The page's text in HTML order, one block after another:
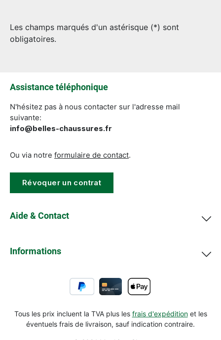
Les champs marqués d'un astérisque (*) sont
obligatoires.
Assistance téléphonique
N'hésitez pas à nous contacter sur l'adresse mail
suivante:
info@belles-chaussures.fr
Ou via notre formulaire de contact.
Révoquer un contrat
Aide & Contact
Informations
Tous les prix incluent la TVA plus les frais d'expéditionet les
éventuels frais de livraison, sauf indication contraire.